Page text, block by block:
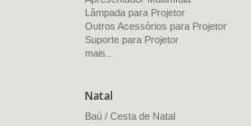
Lâmpada para Projetor
Outros Acessórios para Projetor
Suporte para Projetor
mais..
Natal
Baú / Cesta de Natal